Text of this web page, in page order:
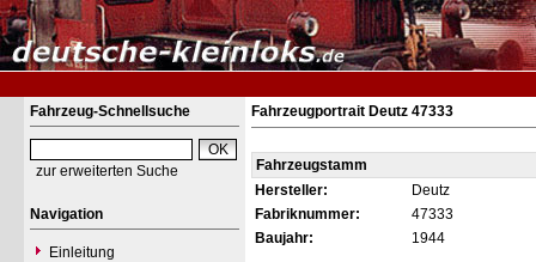
Fahrzeug-Schnellsuche
zur erweiterten Suche
Navigation
Einleitung
Fahrzeugportrait Deutz 47333
Fahrzeugstamm
Hersteller:
Deutz
Fabriknummer:
47333
Baujahr:
1944